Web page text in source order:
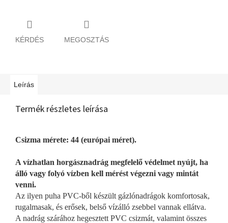
KÉRDÉS MEGOSZTÁS
Leírás
Termék részletes leírása
Csizma mérete: 44 (európai méret).
A vízhatlan horgásznadrág megfelelő védelmet nyújt, ha
álló vagy folyó vízben kell mérést végezni vagy mintát
venni.
Az ilyen puha PVC-ből készült gázlónadrágok komfortosak,
rugalmasak, és erősek, belső vízálló zsebbel vannak ellátva.
A nadrág szárához hegesztett PVC csizmát, valamint összes